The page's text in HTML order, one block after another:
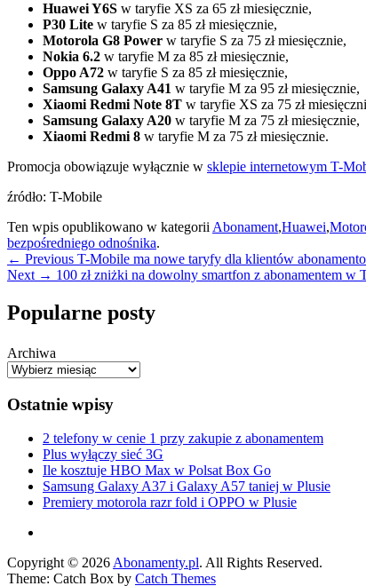
Huawei Y6S w taryfie XS za 65 zł miesięcznie,
P30 Lite w taryfie S za 85 zł miesięcznie,
Motorola G8 Power w taryfie S za 75 zł miesięcznie,
Nokia 6.2 w taryfie M za 85 zł miesięcznie,
Oppo A72 w taryfie S za 85 zł miesięcznie,
Samsung Galaxy A41 w taryfie M za 95 zł miesięcznie,
Xiaomi Redmi Note 8T w taryfie XS za 75 zł
Samsung Galaxy A20 w taryfie M za 75 zł miesięcznie,
Xiaomi Redmi 8 w taryfie M za 75 zł miesięcznie.
Promocja obowiązuje wyłącznie w sklepie internetowym T-
źródło: T-Mobile
Ten wpis opublikowano w kategorii Abonament,Huawei,
bezpośredniego odnośnika.
Nawigacja
wpisu
← Previous Previous
post:
T-Mobile ma nowe taryfy dla klientów
Next → Next
100 zł zniżki na dowolny smartfon z abonamentem w
Primary
Widget
Area
Popularne posty
Archiwa
Ostatnie wpisy
2 telefony w cenie 1 przy zakupie z abonamentem
Plus wyłączy sieć 3G
Ile kosztuje HBO Max w Polsat Box Go
Samsung Galaxy A37 i Galaxy A57 taniej w Plusie
Premiery motorola razr fold i OPPO w Plusie
Copyright © 2026 Abonamenty.pl. All Rights Reserved.
Theme: Catch Box by Catch Themes